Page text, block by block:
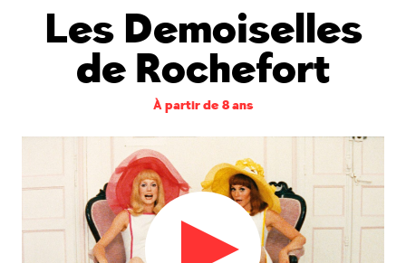
Les Demoiselles
de Rochefort
À partir de 8 ans